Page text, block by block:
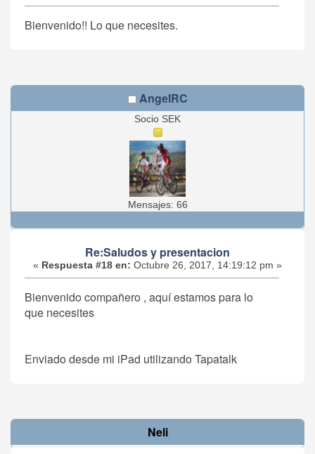
Bienvenido!! Lo que necesites.
AngelRC
Socio SEK
Mensajes: 66
Re:Saludos y presentacion
« Respuesta #18 en: Octubre 26, 2017, 14:19:12 pm »
Bienvenido compañero , aquí estamos para lo
que necesites
Enviado desde mi iPad utilizando Tapatalk
Neli